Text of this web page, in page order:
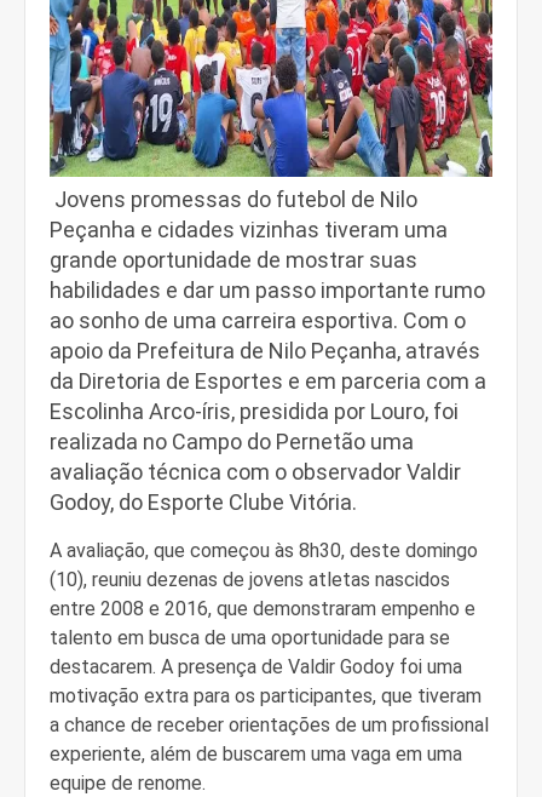
Jovens promessas do futebol de Nilo
Peçanha e cidades vizinhas tiveram uma
grande oportunidade de mostrar suas
habilidades e dar um passo importante rumo
ao sonho de uma carreira esportiva. Com o
apoio da Prefeitura de Nilo Peçanha, através
da Diretoria de Esportes e em parceria com a
Escolinha Arco-íris, presidida por Louro, foi
realizada no Campo do Pernetão uma
avaliação técnica com o observador Valdir
Godoy, do Esporte Clube Vitória.
A avaliação, que começou às 8h30, deste domingo
(10), reuniu dezenas de jovens atletas nascidos
entre 2008 e 2016, que demonstraram empenho e
talento em busca de uma oportunidade para se
destacarem. A presença de Valdir Godoy foi uma
motivação extra para os participantes, que tiveram
a chance de receber orientações de um profissional
experiente, além de buscarem uma vaga em uma
equipe de renome.